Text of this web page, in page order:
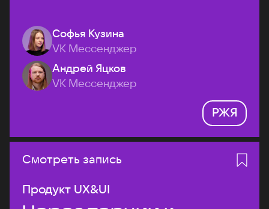
Софья Кузина
VK Мессенджер
Андрей Яцков
VK Мессенджер
РЖЯ
Смотреть запись
Продукт UX&UI